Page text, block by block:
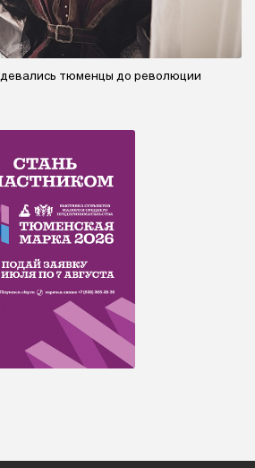
тюменцы до революции